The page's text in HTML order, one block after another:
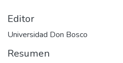
Editor
Universidad Don Bosco
Resumen